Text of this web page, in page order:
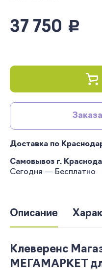
37 750 руб.
Доставка по
Самовывоз г.
Сегодня — Бесплатно
Описание
Клеверенс
МЕГАМАРКЕТ